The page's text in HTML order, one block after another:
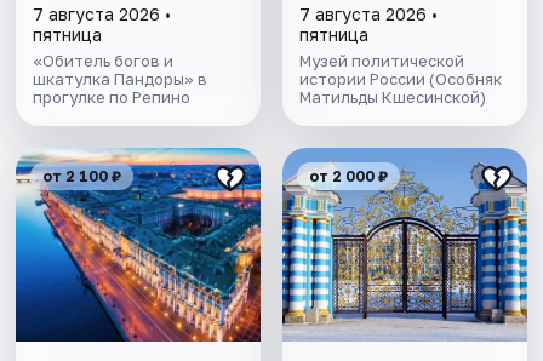
7 августа 2026 •
пятница
«Обитель богов и
шкатулка Пандоры» в
прогулке по Репино
7 августа 2026 •
пятница
Музей политической
истории России (Особняк
Матильды Кшесинской)
от 2 100 ₽ от 2 000 ₽